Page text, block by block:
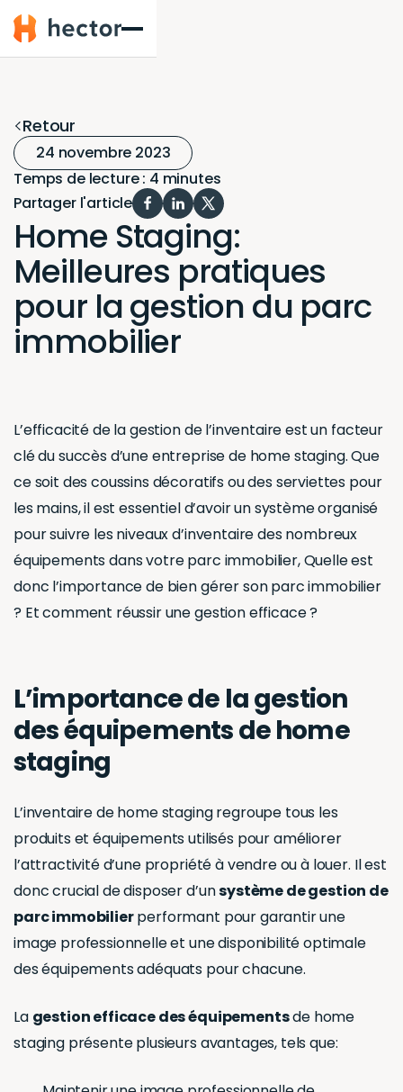
Hector
Retour
24 novembre 2023
Temps de lecture : 4 minutes
Partager l'article
Home Staging:
Meilleures pratiques
pour la gestion du parc
immobilier
L’efficacité de la gestion de l’inventaire est un facteur
clé du succès d’une entreprise de home staging. Que
ce soit des coussins décoratifs ou des serviettes pour
les mains, il est essentiel d’avoir un système organisé
pour suivre les niveaux d’inventaire des nombreux
équipements dans votre parc immobilier, Quelle est
donc l’importance de bien gérer son parc immobilier
? Et comment réussir une gestion efficace ?
L’importance de la gestion
des équipements de home
staging
L’inventaire de home staging regroupe tous les
produits et équipements utilisés pour améliorer
l’attractivité d’une propriété à vendre ou à louer. Il est
donc crucial de disposer d’unsystème de gestion de
parc immobilierperformant pour garantir une
image professionnelle et une disponibilité optimale
des équipements adéquats pour chacune.
La gestion efficace des équipementsde home
staging présente plusieurs avantages, tels que: